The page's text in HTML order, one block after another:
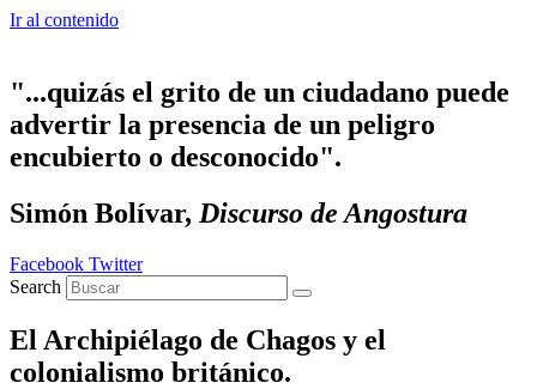
Ir al contenido
"...quizás el grito de un ciudadano puede
advertir la presencia de un peligro
encubierto o desconocido".
Simón Bolívar, Discurso de Angostura
Facebook Twitter
Search
El Archipiélago de Chagos y el
colonialismo británico.